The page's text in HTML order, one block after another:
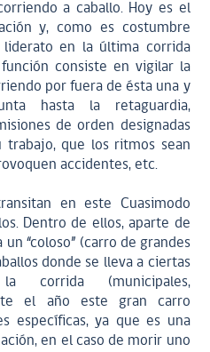
a caballo. Hoy es el
y, como es costumbre
en la última corrida
consiste en vigilar la
por fuera de ésta una y
hasta la retaguardia,
de orden designadas
trabajo, que los ritmos sean
accidentes, etc.
en este Cuasimodo
Dentro de ellos, aparte de
“coloso” (carro de grandes
donde se lleva a ciertas
corrida (municipales,
el año este gran carro
específicas, ya que es una
en el caso de morir uno